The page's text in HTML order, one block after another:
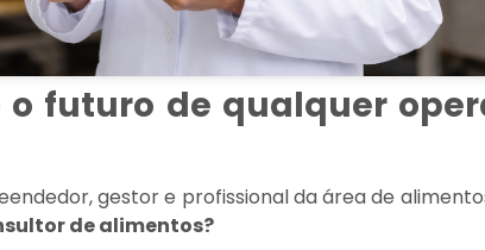
futuro de qualquer
gestor e profissional da área de
de alimentos?